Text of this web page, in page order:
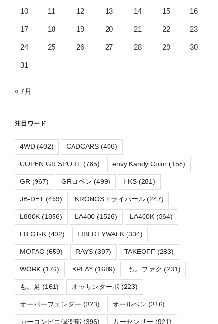
10 11 12 13 14 15 16
17 18 19 20 21 22 23
24 25 26 27 28 29 30
31
« 7月
注目ワード
4WD (402) CADCARS (406)
COPEN GR SPORT (785) envy Kandy Color (158)
GR (967) GRコペン (499) HKS (281)
JB-DET (459) KRONOSドライパール (247)
L880K (1856) LA400 (1526) LA400K (364)
LB GT-K (492) LIBERTYWALK (334)
MOFAC (659) RAYS (397) TAKEOFF (283)
WORK (176) XPLAY (1689) も。ファク (231)
も。足 (161) オッサンターボ (223)
オーバーフェンダー (323) オールペン (316)
カーコンビニ倶楽部 (396) カーセンサー (921)